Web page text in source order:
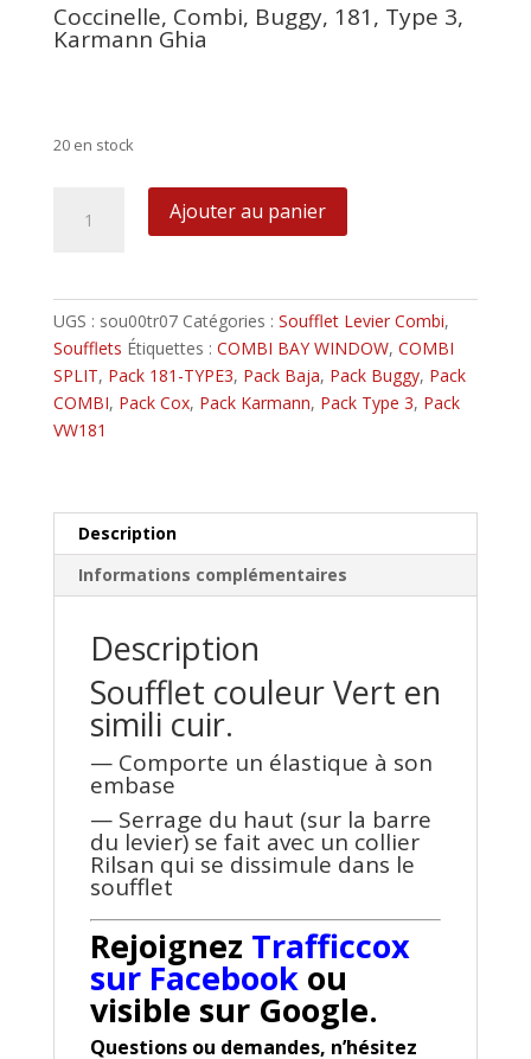
Coccinelle, Combi, Buggy, 181, Type 3,
Karmann Ghia
20 en stock
Ajouter au panier
UGS : sou00tr07 Catégories : Soufflet Levier Combi,
Soufflets Étiquettes : COMBI BAY WINDOW, COMBI
SPLIT, Pack 181-TYPE3, Pack Baja, Pack Buggy, Pack
COMBI, Pack Cox, Pack Karmann, Pack Type 3, Pack
VW181
Description
Informations complémentaires
Description
Soufflet couleur Vert en
simili cuir.
— Comporte un élastique à son
embase
— Serrage du haut (sur la barre
du levier) se fait avec un collier
Rilsan qui se dissimule dans le
soufflet
Rejoignez Trafficcox
sur Facebookou
visible sur Google.
Questions ou demandes, n’hésitez